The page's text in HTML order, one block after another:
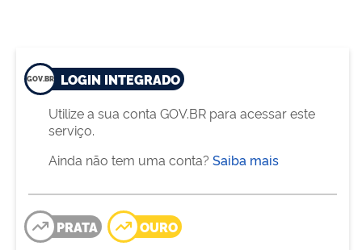
LOGIN INTEGRADO
Utilize a sua conta GOV.BR para acessar este
serviço.
Ainda não tem uma conta? Saiba mais
PRATA
OURO